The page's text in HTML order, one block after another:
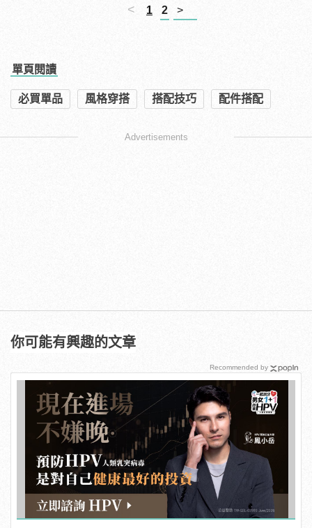
< 1 2 >
單頁閱讀
必買單品 風格穿搭 搭配技巧 配件搭配
Advertisements
你可能有興趣的文章
Recommended by